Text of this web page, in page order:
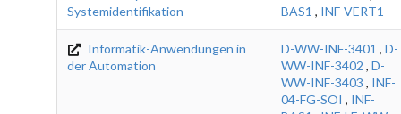
Systemidentifikation
BAS1 , INF-VERT1
Informatik-Anwendungen in
der Automation
D-WW-INF-3401 , D-
WW-INF-3402 , D-
WW-INF-3403 , INF-
04-FG-SOI , INF-